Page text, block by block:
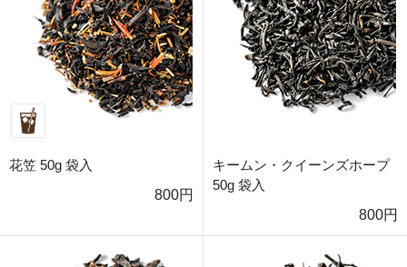
花笠 50g 袋入
800円
キームン・クイーンズホープ
50g 袋入
800円